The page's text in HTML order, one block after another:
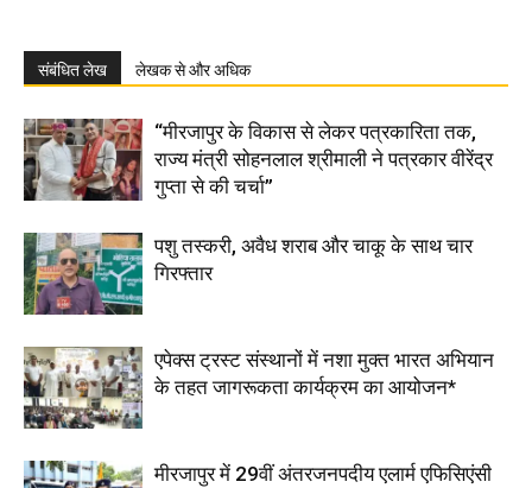
संबंधित लेख लेखक से और अधिक
“मीरजापुर के विकास से लेकर पत्रकारिता तक,
राज्य मंत्री सोहनलाल श्रीमाली ने पत्रकार वीरेंद्र
गुप्ता से की चर्चा”
पशु तस्करी, अवैध शराब और चाकू के साथ चार
गिरफ्तार
एपेक्स ट्रस्ट संस्थानों में नशा मुक्त भारत अभियान
के तहत जागरूकता कार्यक्रम का आयोजन*
मीरजापुर में 29वीं अंतरजनपदीय एलार्म एफिसिएंसी